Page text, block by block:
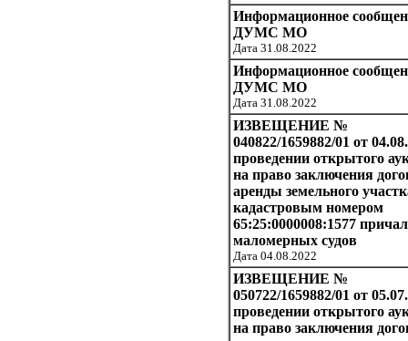
Информационное
ДУМС МО
Дата 31.08.2022
Информационное
ДУМС МО
Дата 31.08.2022
ИЗВЕЩЕНИЕ №
040822/1659882/01 от
проведении открытого
на право заключения
аренды земельного
кадастровым номером
65:25:0000008:1577
маломерных судов
Дата 04.08.2022
ИЗВЕЩЕНИЕ №
050722/1659882/01 от
проведении открытого
на право заключения